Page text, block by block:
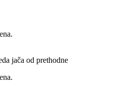
jača od prethodne